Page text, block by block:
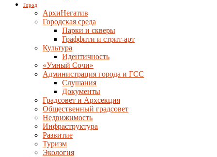
Город
АрхиНегатив
Городская среда
Парки и скверы
Граффити и стрит-арт
Культура
Идентичность
«Умный Сочи»
Администрация города и ГСС
Слушания
Документы
Градсовет и Архсекция
Общественный градсовет
Недвижимость
Инфраструктура
Развитие
Туризм
Экология